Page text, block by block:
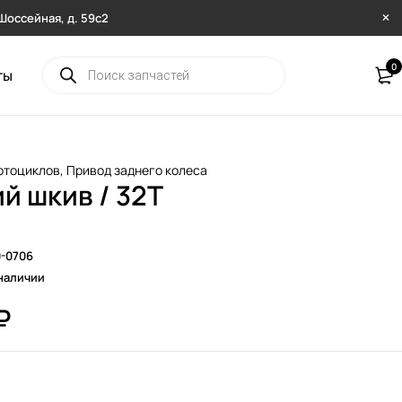
д. 59с2
0
, Привод заднего колеса
шкив / 32T
0706